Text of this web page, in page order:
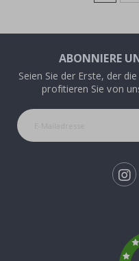
ABONNIERE
Seien Sie der Erste, der
profitieren Sie von